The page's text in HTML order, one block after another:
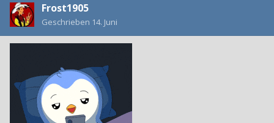
Frost1905
Geschrieben 14. Juni